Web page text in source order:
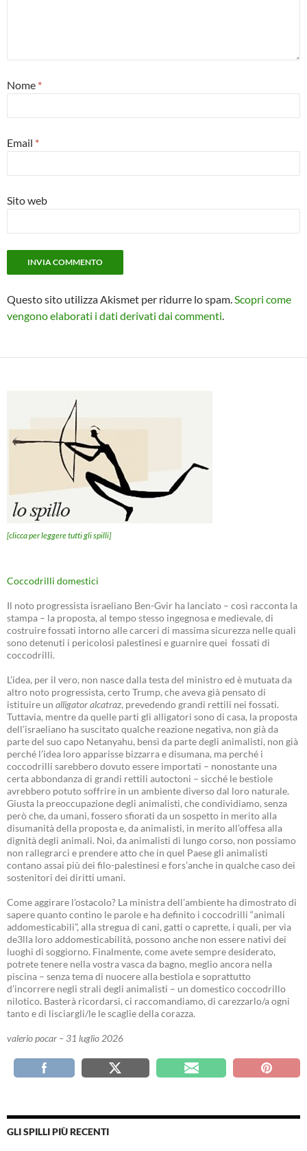
Nome *
Email *
Sito web
Questo sito utilizza Akismet per ridurre lo spam. Scopri come
vengono elaborati i dati derivati dai commenti
[clicca per leggere tutti gli spilli]
Coccodrilli domestici
Il noto progressista israeliano Ben-Gvir ha lanciato – così racconta la
stampa – la proposta, al tempo stesso ingegnosa e medievale, di
costruire fossati intorno alle carceri di massima sicurezza nelle quali
sono detenuti i pericolosi palestinesi e guarnire quei fossati di
coccodrilli.
L’idea, per il vero, non nasce dalla testa del ministro ed è mutuata da
altro noto progressista, certo Trump, che aveva già pensato di
istituire un alligator alcatraz, prevedendo grandi rettili nei fossati.
Tuttavia, mentre da quelle parti gli alligatori sono di casa, la proposta
dell’israeliano ha suscitato qualche reazione negativa, non già da
parte del suo capo Netanyahu, bensì da parte degli animalisti, non già
perché l’idea loro apparisse bizzarra e disumana, ma perché i
coccodrilli sarebbero dovuto essere importati – nonostante una
certa abbondanza di grandi rettili autoctoni – sicché le bestiole
avrebbero potuto soffrire in un ambiente diverso dal loro naturale.
Giusta la preoccupazione degli animalisti, che condividiamo, senza
però che, da umani, fossero sfiorati da un sospetto in merito alla
disumanità della proposta e, da animalisti, in merito all’offesa alla
dignità degli animali. Noi, da animalisti di lungo corso, non possiamo
non rallegrarci e prendere atto che in quel Paese gli animalisti
contano assai più dei filo-palestinesi e fors’anche in qualche caso dei
sostenitori dei diritti umani.
Come aggirare l’ostacolo? La ministra dell’ambiente ha dimostrato di
sapere quanto contino le parole e ha definito i coccodrilli “animali
addomesticabili”, alla stregua di cani, gatti o caprette, i quali, per via
de3lla loro addomesticabilità, possono anche non essere nativi dei
luoghi di soggiorno. Finalmente, come avete sempre desiderato,
potrete tenere nella vostra vasca da bagno, meglio ancora nella
piscina – senza tema di nuocere alla bestiola e soprattutto
d’incorrere negli strali degli animalisti – un domestico coccodrillo
nilotico. Basterà ricordarsi, ci raccomandiamo, di carezzarlo/a ogni
tanto e di lisciargli/le le scaglie della corazza.
valerio pocar – 31 luglio 2026
GLI SPILLI PIÙ RECENTI